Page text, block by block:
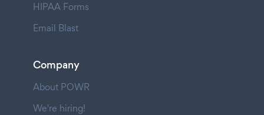
HIPAA Forms
Email Blast
Company
About POWR
We're hiring!